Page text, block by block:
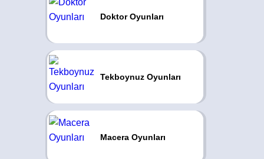
Doktor Oyunları
Tekboynuz Oyunları
Macera Oyunları